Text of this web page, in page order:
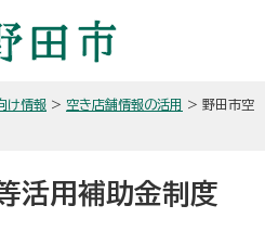
け情報 > 空き店舗情報の活用
> 野田市空
活用補助金制度